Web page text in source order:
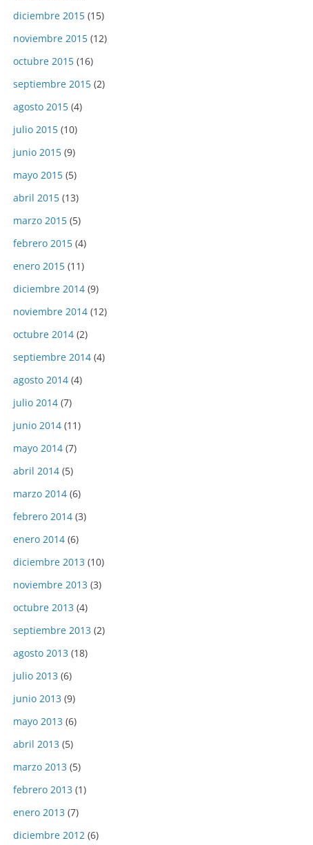
diciembre 2015 (15)
noviembre 2015 (12)
octubre 2015 (16)
septiembre 2015 (2)
agosto 2015 (4)
julio 2015 (10)
junio 2015 (9)
mayo 2015 (5)
abril 2015 (13)
marzo 2015 (5)
febrero 2015 (4)
enero 2015 (11)
diciembre 2014 (9)
noviembre 2014 (12)
octubre 2014 (2)
septiembre 2014 (4)
agosto 2014 (4)
julio 2014 (7)
junio 2014 (11)
mayo 2014 (7)
abril 2014 (5)
marzo 2014 (6)
febrero 2014 (3)
enero 2014 (6)
diciembre 2013 (10)
noviembre 2013 (3)
octubre 2013 (4)
septiembre 2013 (2)
agosto 2013 (18)
julio 2013 (6)
junio 2013 (9)
mayo 2013 (6)
abril 2013 (5)
marzo 2013 (5)
febrero 2013 (1)
enero 2013 (7)
diciembre 2012 (6)